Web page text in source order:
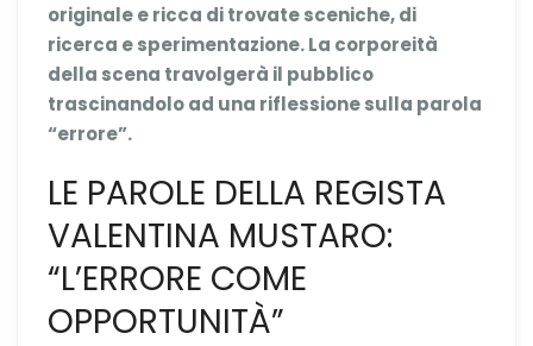
originale e ricca di trovate sceniche, di
ricerca e sperimentazione. La corporeità
della scena travolgerà il pubblico
trascinandolo ad una riflessione sulla parola
“errore”.
LE PAROLE DELLA REGISTA
VALENTINA MUSTARO:
“L’ERRORE COME
OPPORTUNITÀ”